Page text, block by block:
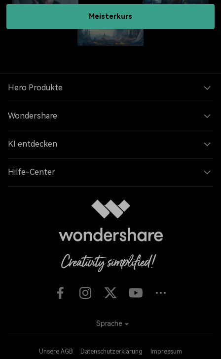
Meisterkurs
Hero Produkte
Wondershare
KI entdecken
Hilfe-Center
Unsere AGB Datenschutzerklärung Impressum
Sprache